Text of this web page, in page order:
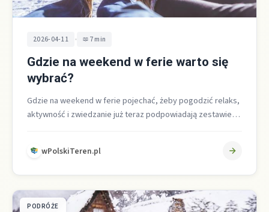
2026-04-11 • 7 min
Gdzie na weekend w ferie warto się
wybrać?
Gdzie na weekend w ferie pojechać, żeby pogodzić relaks,
aktywność i zwiedzanie już teraz podpowiadają zestawienia
wPolskiTeren.pl
PODRÓŻE